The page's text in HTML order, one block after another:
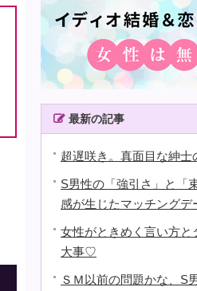
最新の記事
超遅咲き。真面目な紳士
S男性の「強引さ」と「
感が生じたマッチングデ
女性がときめく言い方と
大事♡
ＳＭ以前の問題かな、S